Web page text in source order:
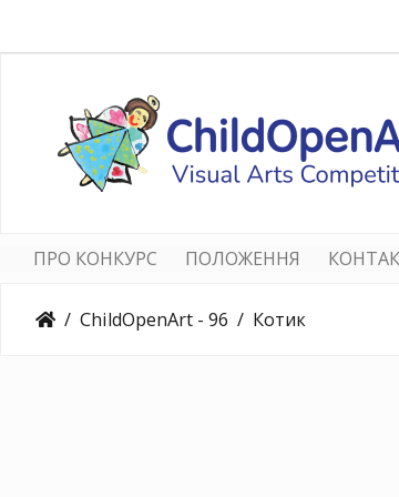
ПРО КОНКУРС ПОЛОЖЕННЯ
ChildOpenArt - 96 Котик